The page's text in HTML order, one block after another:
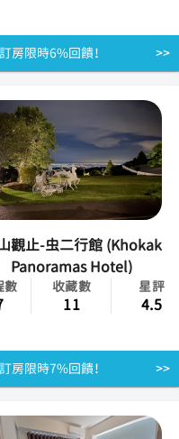
房限時6%回饋！
觀止-虫二行館 (Khokak
Panoramas Hotel)
數 收藏數
11
星評
4.5
房限時7%回饋！